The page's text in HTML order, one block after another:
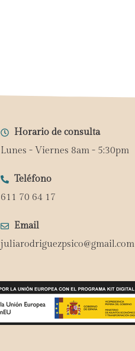
Horario de consulta
Lunes - Viernes 8am - 5:30pm
Teléfono
611 70 64 17
Email
juliarodriguezpsico@gmail.com